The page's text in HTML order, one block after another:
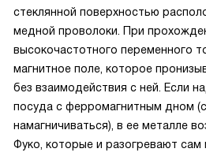
стеклянной поверхностью
медной проволоки. При
высокочастотного переменного
магнитное поле, которое
без взаимодействия с ней. Если
посуда с ферромагнитным дном
намагничиваться), в ее металле
Фуко, которые и разогревают сам